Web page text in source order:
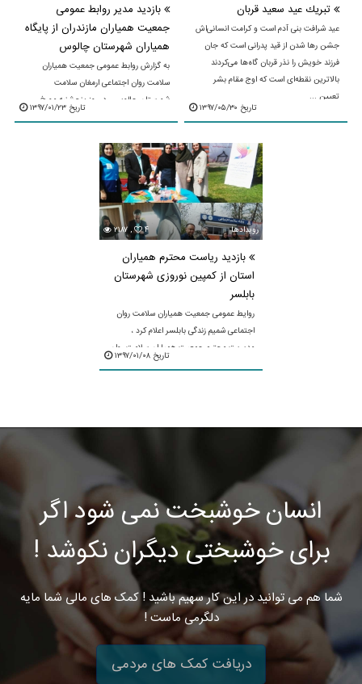
تبريك عيد سعيد قربان
عید شرافت بنى آدم است و کرامت انسانى‌اش
جشن رها شدن از قید پدرانى است که جان
فرزند خویش را نذر قربان گاه‌ها مى‌کردند
بالاترین نقطه‌اى است که اوج مقام بشر
تعیین ...
تاریخ ۱۳۹۷/۰۵/۳۰
بازدید مدیر روابط عمومی
جمعیت همیاران مازندران از پایگاه
همیاران شهرستان چالوس
به گزارش روابط عمومی جمعیت همیاران
سلامت روان اجتماعی ارمغان سلامت
شهرستان چالوس ، در روز پنجشنبه مورخ
97/1/23 جناب آقای حق شناس مدیر محترم
تاریخ ۱۳۹۷/۰۱/۲۳
۲۱۸۷ , ۴ رویدادها
بازدید ریاست محترم همیاران
استان از کمپین نوروزی شهرستان
بابلسر
روایط عمومی جمعیت همیاران سلامت روان
اجتماعی شمیم زندگی بابلسر اعلام کرد ،
مدیریت محترم جمعیت همیاران سلامت روان
اجتماعی استان (آقای نعمتی) به همراه خانمها
تاریخ ۱۳۹۷/۰۱/۰۸
انسان خوشبخت نمی شود اگر
برای خوشبختی دیگران نکوشد !
شما هم می توانید در این کار سهیم باشید ! کمک های مالی شما مایه
دلگرمی ماست !
دریافت کمک های مردمی